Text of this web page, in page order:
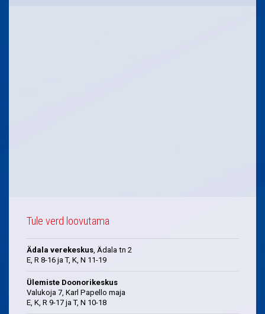
Tule verd loovutama
Ädala verekeskus, Ädala tn 2
E, R 8-16 ja T, K, N 11-19
Ülemiste Doonorikeskus
Valukoja 7, Karl Papello maja
E, K, R 9-17 ja T, N 10-18